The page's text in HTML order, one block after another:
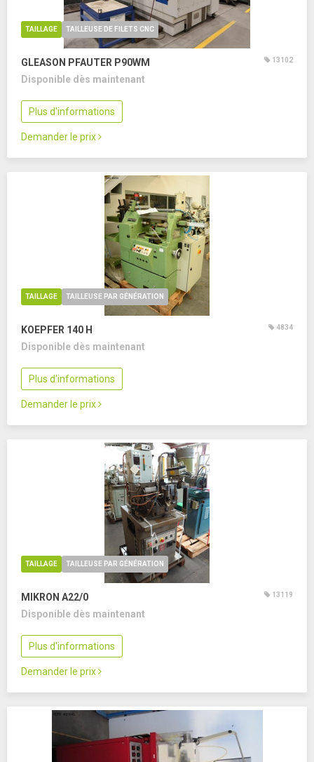
TAILLAGE TAILLEUSE DE FILETS CNC
GLEASON PFAUTER P90WM 13102
Disponible dès maintenant
Plus d'informations
Demander le prix
TAILLAGE TAILLEUSE PAR GÉNÉRATION
KOEPFER 140 H 4834
Disponible dès maintenant
Plus d'informations
Demander le prix
TAILLAGE TAILLEUSE PAR GÉNÉRATION
MIKRON A22/0 13119
Disponible dès maintenant
Plus d'informations
Demander le prix